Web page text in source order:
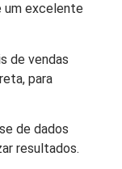
um excelente
de vendas
para
de dados
resultados.